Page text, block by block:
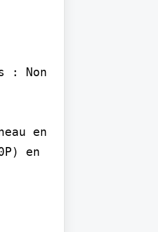
: Non
en
en